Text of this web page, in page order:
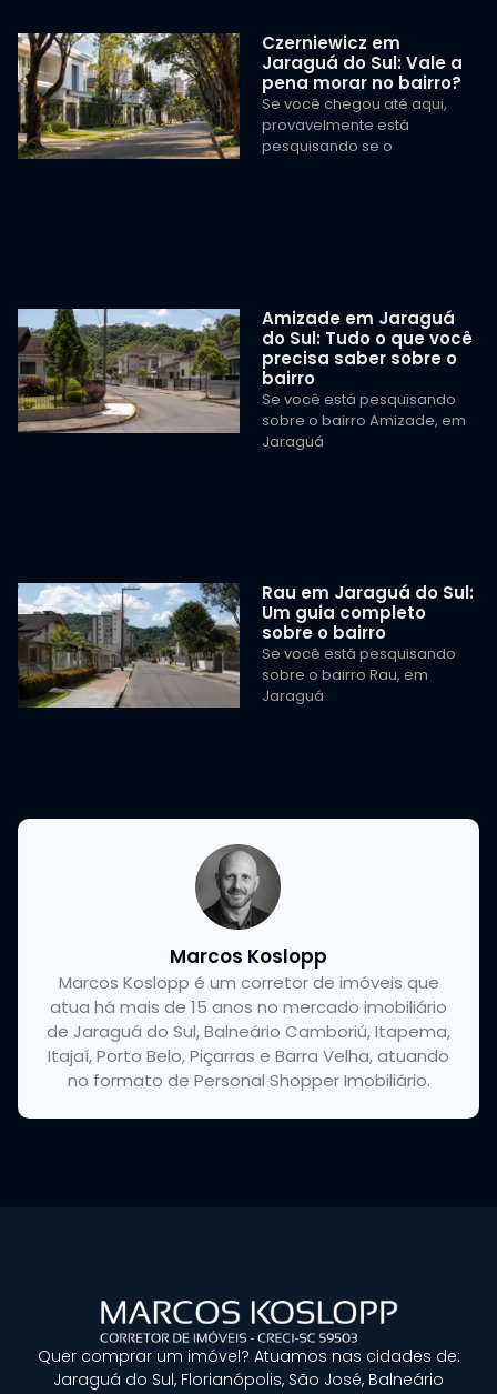
Czerniewicz em
Jaraguá do Sul: Vale a
pena morar no bairro?
Se você chegou até aqui,
provavelmente está
pesquisando se o
Amizade em Jaraguá
do Sul: Tudo o que você
precisa saber sobre o
bairro
Se você está pesquisando
sobre o bairro Amizade, em
Jaraguá
Rau em Jaraguá do Sul:
Um guia completo
sobre o bairro
Se você está pesquisando
sobre o bairro Rau, em
Jaraguá
Marcos Koslopp
Marcos Koslopp é um corretor de imóveis que
atua há mais de 15 anos no mercado imobiliário
de Jaraguá do Sul, Balneário Camboriú, Itapema,
Itajaí, Porto Belo, Piçarras e Barra Velha, atuando
no formato de Personal Shopper Imobiliário.
Quer comprar um imóvel? Atuamos nas cidades de:
Jaraguá do Sul, Florianópolis, São José, Balneário